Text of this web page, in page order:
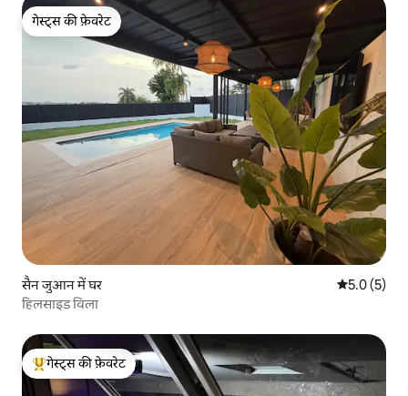
गेस्ट्स की फ़ेवरेट
गेस्ट्स की फ़ेवरेट
सैन जुआन में घर औसत रेटिंग 5
5.0 (5)
हिलसाइड विला
गेस्ट्स का टॉप फ़ेवरेट
गेस्ट्स की फ़ेवरेट